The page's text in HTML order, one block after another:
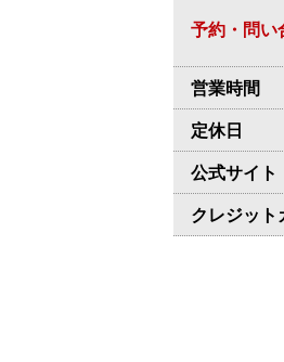
予約・問い
営業時間
定休日
公式サイト
クレジット